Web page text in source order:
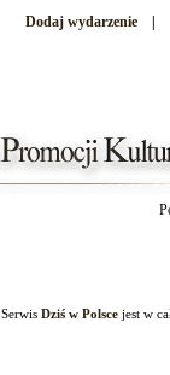
Dodaj wydarzenie
Serwis Dziś w Polscejest w